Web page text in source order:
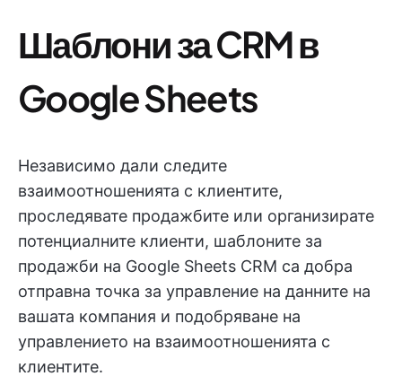
Шаблони за CRM в
Google Sheets
Независимо дали следите
взаимоотношенията с клиентите,
проследявате продажбите или организирате
потенциалните клиенти, шаблоните за
продажби на Google Sheets CRM са добра
отправна точка за управление на данните на
вашата компания и подобряване на
управлението на взаимоотношенията с
клиентите.